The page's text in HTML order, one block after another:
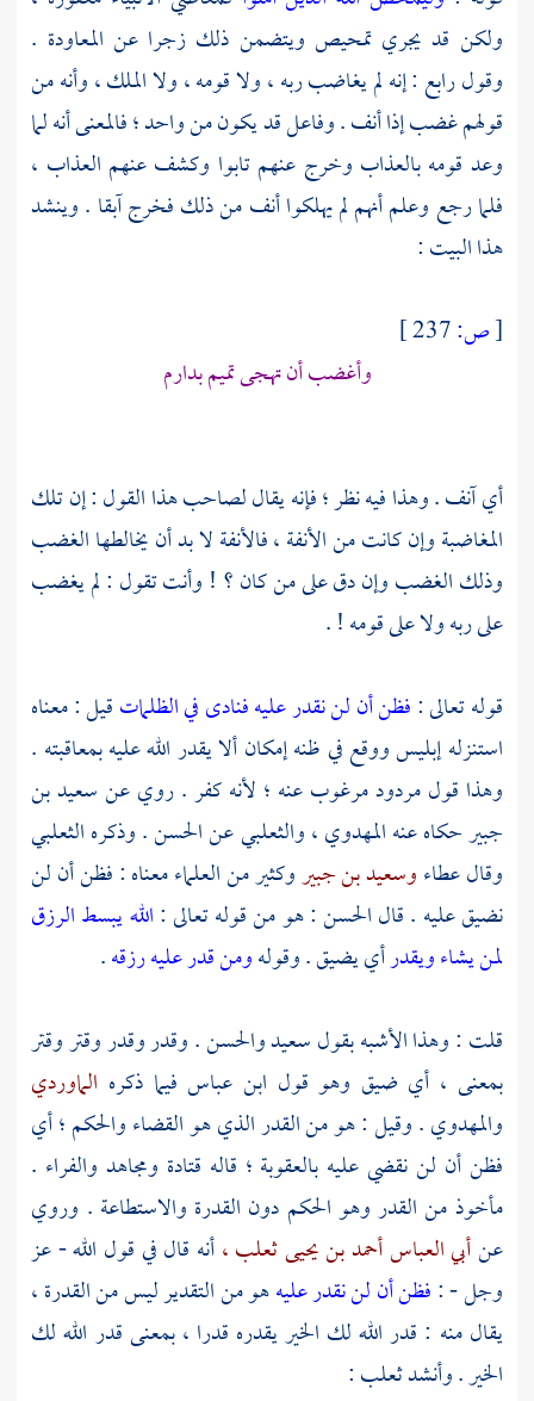
ولكن قد يجري تمحيص ويتضمن ذلك زجرا عن المعاودة .
وقول رابع : إنه لم يغاضب ربه ، ولا قومه ، ولا الملك ، وأنه من
قولهم غضب إذا أنف . وفاعل قد يكون من واحد ؛ فالمعنى أنه لما
وعد قومه بالعذاب وخرج عنهم تابوا وكشف عنهم العذاب ،
فلما رجع وعلم أنهم لم يهلكوا أنف من ذلك فخرج آبقا . وينشد
هذا البيت :
[ص:
وأغضب أن تهجى تميم بدارم
أي آنف . وهذا فيه نظر ؛ فإنه يقال لصاحب هذا القول : إن تلك
المغاضبة وإن كانت من الأنفة ، فالأنفة لا بد أن يخالطها الغضب
وذلك الغضب وإن دق على من كان ؟ ! وأنت تقول : لم يغضب
على ربه ولا على قومه ! .
قوله تعالى :فظن أن لن نقدر عليه فنادى في الظلماتقيل : معناه
استنزله إبليس ووقع في ظنه إمكان ألا يقدر الله عليه بمعاقبته .
وهذا قول مردود مرغوب عنه ؛ لأنه كفر . روي عنسعيد بن
جبيرحكاه عنهالمهدوي ،والثعلبيعنالحسن. وذكرهالثعلبي
وقال عطاءوسعيد بن جبيروكثير من العلماء معناه : فظن أن لن
نضيق عليه . قالالحسن: هو من قوله تعالى :الله يبسط الرزق
لمن يشاء ويقدرأي يضيق . وقولهومن قدر عليه رزقه.
قلت : وهذا الأشبه بقولسعيدوالحسن. وقدر وقدر وقتر وقتر
بمعنى ، أي ضيق وهو قول ابن عباس فيما ذكره الماوردي
والمهدوي. وقيل : هو من القدر الذي هو القضاء والحكم ؛ أي
فظن أن لن نقضي عليه بالعقوبة ؛ قاله قتادة ومجاهد والفراء .
مأخوذ من القدر وهو الحكم دون القدرة والاستطاعة . وروي
عنأبي العباس أحمد بن يحيى ثعلب ،أنه قال في قول الله - عز
وجل - :فظن أن لن نقدر عليههو من التقدير ليس من القدرة ،
يقال منه : قدر الله لك الخير يقدره قدرا ، بمعنى قدر الله لك
الخير . وأنشدثعلب: